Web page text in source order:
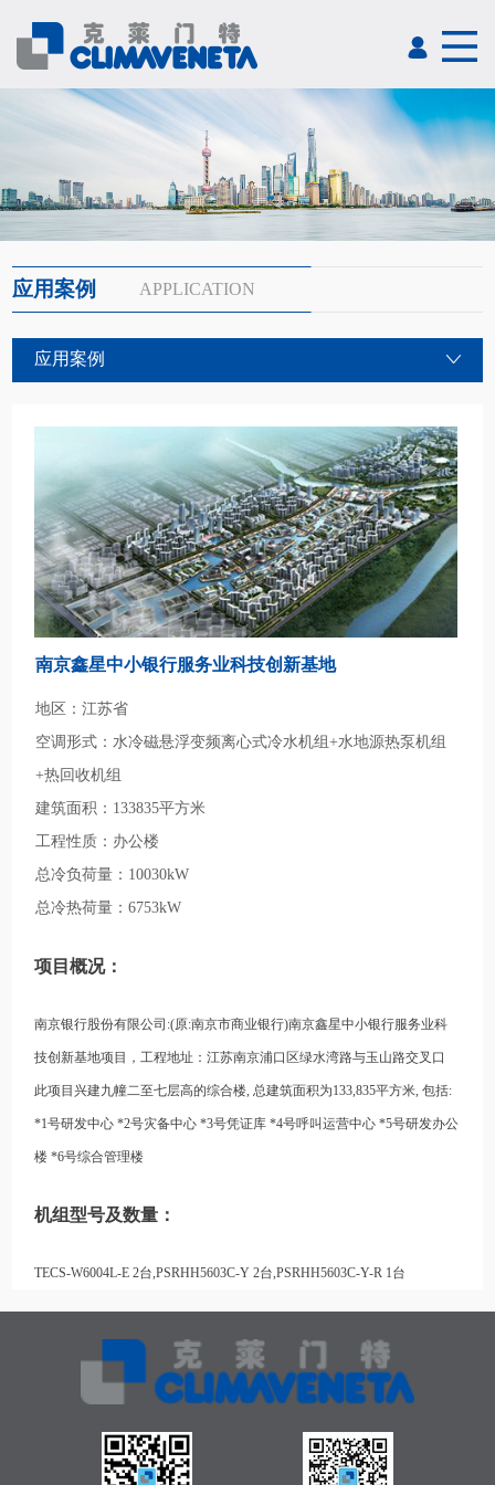
应用案例 APPLICATION
应用案例
南京鑫星中小银行服务业科技创新基地
地区：江苏省
空调形式：水冷磁悬浮变频离心式冷水机组+水地源热泵机组
+热回收机组
建筑面积：133835平方米
工程性质：办公楼
总冷负荷量：10030kW
总冷热荷量：6753kW
项目概况：
南京银行股份有限公司:(原:南京市商业银行)南京鑫星中小银行服务业科
技创新基地项目，工程地址：江苏南京浦口区绿水湾路与玉山路交叉口
此项目兴建九幢二至七层高的综合楼, 总建筑面积为133,835平方米, 包括:
*1号研发中心 *2号灾备中心 *3号凭证库 *4号呼叫运营中心 *5号研发办公
楼 *6号综合管理楼
机组型号及数量：
TECS-W6004L-E 2台,PSRHH5603C-Y 2台,PSRHH5603C-Y-R 1台